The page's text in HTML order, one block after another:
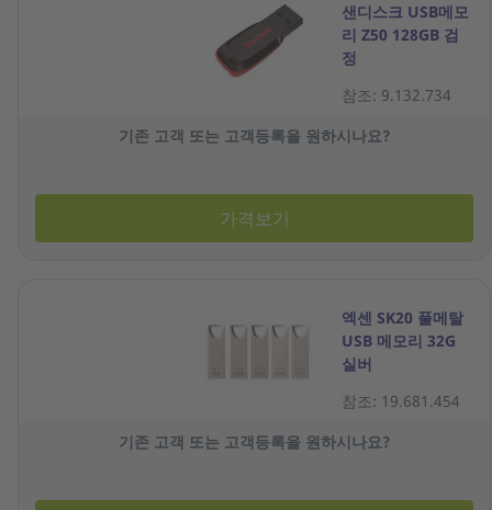
샌디스크 USB메모
리 Z50 128GB 검
정
참조: 9.132.734
기존 고객 또는 고객등록을 원하시나요?
가격보기
엑센 SK20 풀메탈
USB 메모리 32G
실버
참조: 19.681.454
기존 고객 또는 고객등록을 원하시나요?